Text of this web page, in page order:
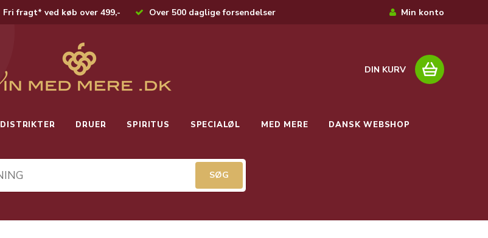
Fri fragt* ved køb over 499,- Over 500 daglige forsendelser Min konto
DIN KURV
DISTRIKTER DRUER SPIRITUS SPECIALØL MED MERE DANSK WEBSHOP